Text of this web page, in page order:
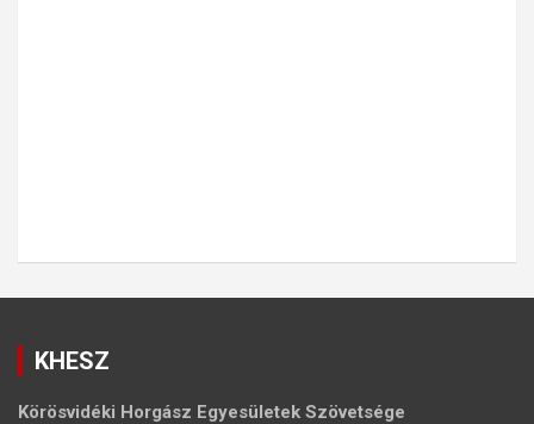
KHESZ
Körösvidéki Horgász Egyesületek Szövetsége